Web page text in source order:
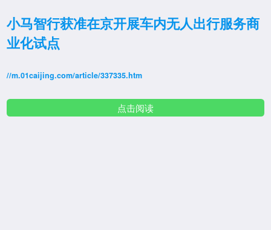
小马智行获准在京开展车内无人出行服务商
业化试点
//m.01caijing.com/article/337335.htm
点击阅读